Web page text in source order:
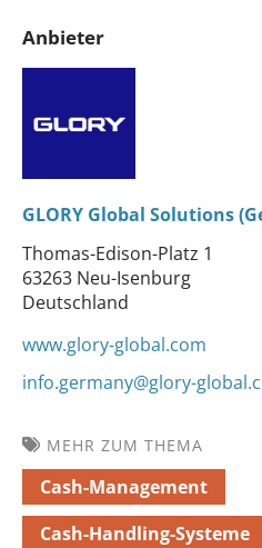
Anbieter
GLORY Global Solutions
Thomas-Edison-Platz 1
63263 Neu-Isenburg
Deutschland
www.glory-global.com
info.germany@glory-
MEHR ZUM THEMA
Cash-Management
Cash-Handling-Systeme